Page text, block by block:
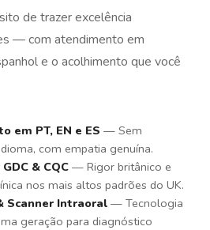
de trazer excelência
— com atendimento em
e o acolhimento que você
em PT, EN e ES — Sem
com empatia genuína.
& CQC — Rigor britânico e
nos mais altos padrões do UK.
Scanner Intraoral — Tecnologia
geração para diagnóstico